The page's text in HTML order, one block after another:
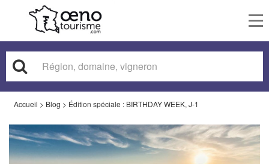
Accueil > Blog > Édition spéciale : BIRTHDAY WEEK, J-1